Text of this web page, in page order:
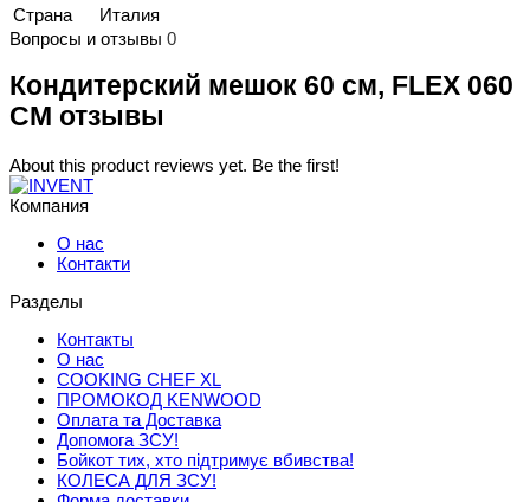
Страна
Италия
Вопросы и отзывы 0
Кондитерский мешок 60 см, FLEX 060
CM отзывы
About this product reviews yet. Be the first!
Компания
О нас
Контакти
Разделы
Контакты
О нас
COOKING CHEF XL
ПРОМОКОД KENWOOD
Оплата та Доставка
Допомога ЗСУ!
Бойкот тих, хто підтримує вбивства!
КОЛЕСА ДЛЯ ЗСУ!